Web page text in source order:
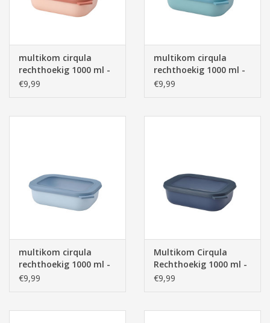
multikom cirqula
rechthoekig 1000 ml -
nordic blush
€9,99
multikom cirqula
rechthoekig 1000 ml -
nordic green
€9,99
multikom cirqula
rechthoekig 1000 ml -
nordic blue
€9,99
Multikom Cirqula
Rechthoekig 1000 ml -
Nordic Denim
€9,99